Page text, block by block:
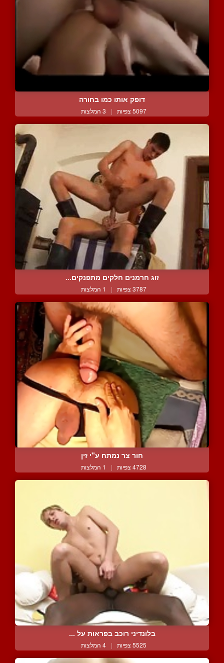
דופק אותו כמו בחורה
5097 צפיות | 3 המלצות
זוג חרמנים חלקים מתפנקים...
3787 צפיות | 1 המלצות
חור צר נמתח ע"י זין
4728 צפיות | 1 המלצות
בלונדיני רוכב בפראות על ...
5525 צפיות | 4 המלצות